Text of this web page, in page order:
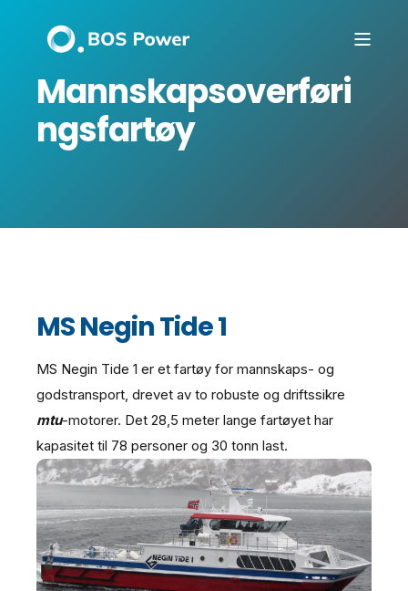
Mannskapsoverføri
ngsfartøy
MS Negin Tide 1
MS Negin Tide 1 er et fartøy for mannskaps- og
godstransport, drevet av to robuste og driftssikre
mtu-motorer. Det 28,5 meter lange fartøyet har
kapasitet til 78 personer og 30 tonn last.